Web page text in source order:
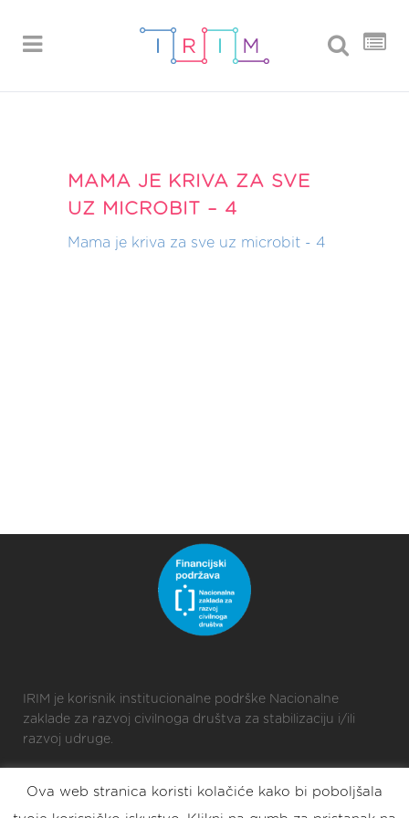
MAMA JE KRIVA ZA SVE
UZ MICROBIT – 4
Mama je kriva za sve uz microbit - 4
IRIM je korisnik institucionalne podrške Nacionalne
zaklade za razvoj civilnoga društva za stabilizaciju i/ili
razvoj udruge.
Ova web stranica koristi kolačiće kako bi poboljšala